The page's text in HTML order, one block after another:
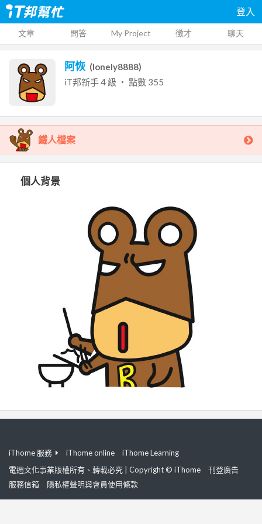
登入
文章 問答 My Project 徵才 聊天
阿恢 (lonely8888)
iT邦新手4 級 ‧ 點數 355
鐵人檔案
個人背景
iThome 服務 iThome online
iThome Learning
電週文化事業版權所有、轉載必究 | Copyright © iThome
刊登廣告
服務信箱
隱私權聲明與會員使用條款